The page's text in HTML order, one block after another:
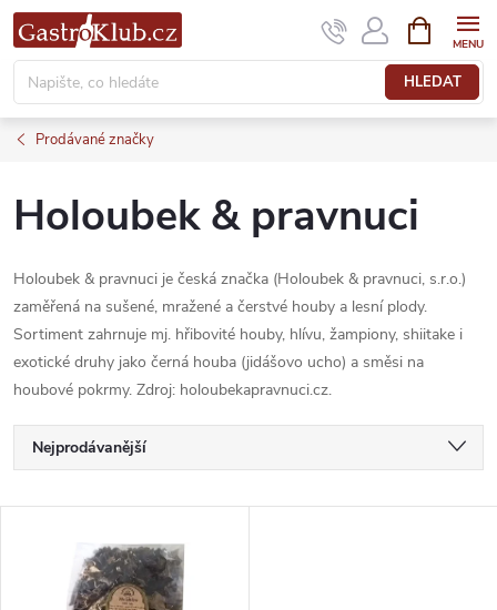
Přejít
na
obsah
HLEDAT
NÁKUPNÍ
KOŠÍK
Prodávané značky
Holoubek & pravnuci
Holoubek & pravnuci je česká značka (Holoubek & pravnuci, s.r.o.)
zaměřená na sušené, mražené a čerstvé houby a lesní plody.
Sortiment zahrnuje mj. hřibovité houby, hlívu, žampiony, shiitake i
exotické druhy jako černá houba (jidášovo ucho) a směsi na
houbové pokrmy. Zdroj: holoubekapravnuci.cz.
Ř
a
Nejprodávanější
Abecedně